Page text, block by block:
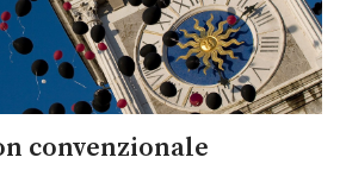
convenzionale